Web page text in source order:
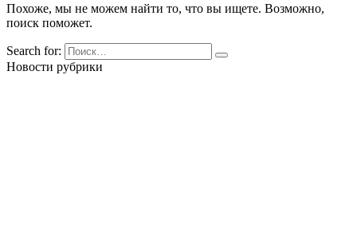
Похоже, мы не можем найти то, что вы ищете. Возможно,
поиск поможет.
Search for:
Новости рубрики